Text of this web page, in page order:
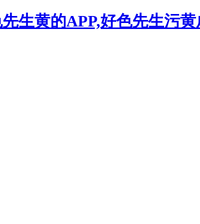
生黄的APP,好色先生污